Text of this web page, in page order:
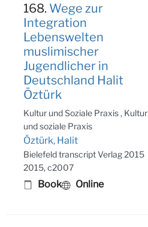
168. Wege zur
Integration
Lebenswelten
muslimischer
Jugendlicher in
Deutschland Halit
Öztürk
Kultur und Soziale Praxis , Kultur
und soziale Praxis
Öztürk, Halit
Bielefeld transcript Verlag 2015
2015, c2007
Book Online